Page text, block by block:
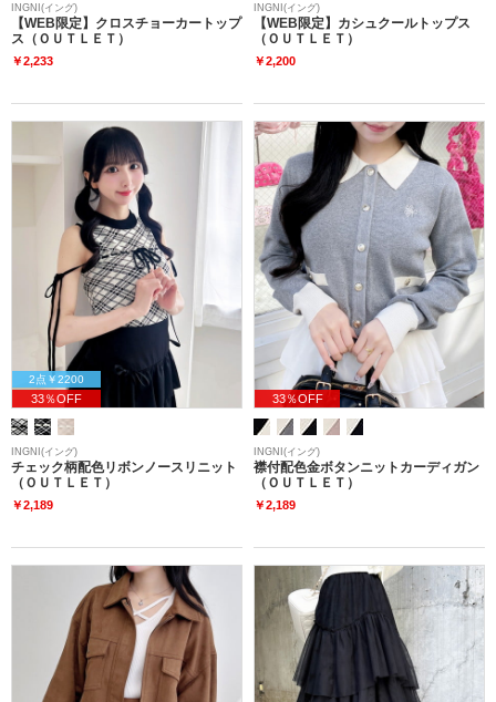
INGNI(イング)
【WEB限定】クロスチョーカートップ
ス（ＯＵＴＬＥＴ）
￥2,233
INGNI(イング)
【WEB限定】カシュクールトップス
（ＯＵＴＬＥＴ）
￥2,200
2点￥2200
33％OFF
INGNI(イング)
チェック柄配色リボンノースリニット
（ＯＵＴＬＥＴ）
￥2,189
33％OFF
INGNI(イング)
襟付配色金ボタンニットカーディガン
（ＯＵＴＬＥＴ）
￥2,189